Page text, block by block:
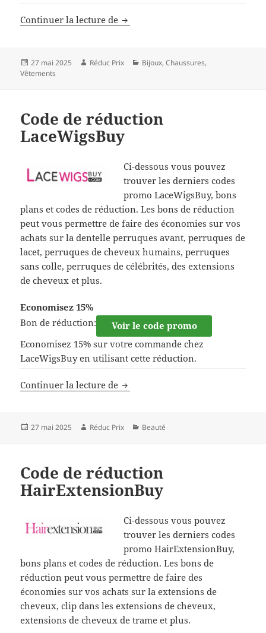
Continuer la lecture de Code de réduction Zaful
Publié
le
27 mai 2025 Auteur
Réduc Prix Catégories
Bijoux,Chaussures,
Vêtements
Code de réduction
LaceWigsBuy
Ci-dessous vous pouvez
trouver les derniers codes
promo LaceWigsBuy, bons
plans et codes de réduction. Les bons de réduction
peut vous permettre de faire des économies sur vos
achats sur la dentelle perruques avant, perruques de
lacet, perruques de cheveux humains, perruques
sans colle, perruques de célébrités, des extensions
de cheveux et plus.
Economisez 15%
Bon de réduction:
Voir le code promo
Economisez 15% sur votre commande chez
LaceWigsBuy en utilisant cette réduction.
Continuer la lecture de Code de réduction LaceWigsBuy
Publié
27 mai 2025 Auteur
Réduc Prix Catégories
Beauté
Code de réduction
HairExtensionBuy
Ci-dessous vous pouvez
trouver les derniers codes
promo HairExtensionBuy,
bons plans et codes de réduction. Les bons de
réduction peut vous permettre de faire des
économies sur vos achats sur la extensions de
cheveux, clip dans les extensions de cheveux,
extensions de cheveux de trame et plus.